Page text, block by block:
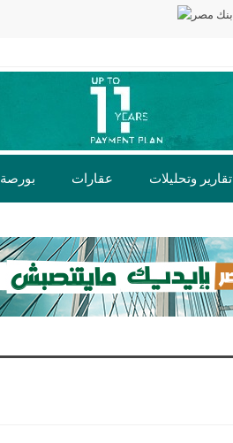
تقارير وتحليلات عقارات بورصة